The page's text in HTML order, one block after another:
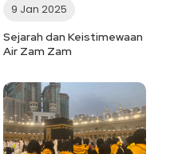
9 Jan 2025
Sejarah dan Keistimewaan
Air Zam Zam